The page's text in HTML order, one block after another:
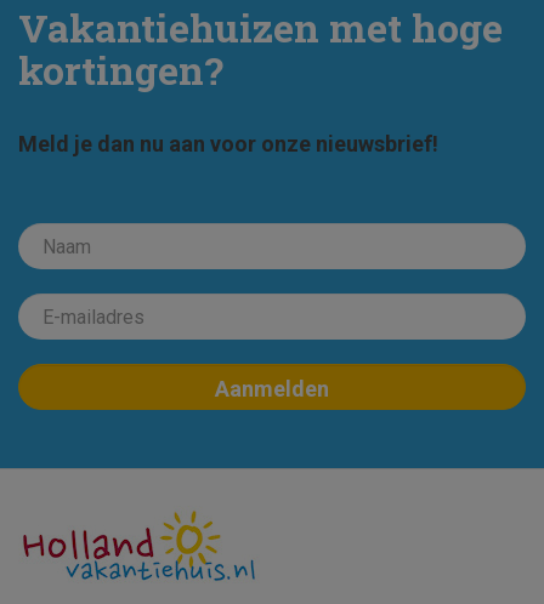
Vakantiehuizen met hoge
kortingen?
Meld je dan nu aan voor onze nieuwsbrief!